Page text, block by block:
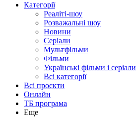
Категорії
Реаліті-шоу
Розважальні шоу
Новини
Серіали
Мультфільми
Фільми
Українські фільми і серіали
Всі категорії
Всі проєкти
Онлайн
ТБ програма
Еще